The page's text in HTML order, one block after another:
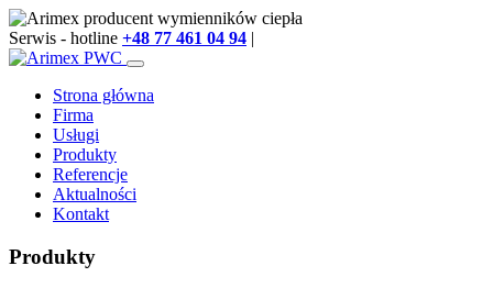
Serwis - hotline +48 77 461 04 94 |
Strona główna
Firma
Usługi
Produkty
Referencje
Aktualności
Kontakt
Produkty